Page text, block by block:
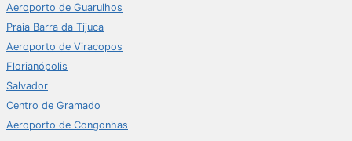
Aeroporto de Guarulhos
Praia Barra da Tijuca
Aeroporto de Viracopos
Florianópolis
Salvador
Centro de Gramado
Aeroporto de Congonhas